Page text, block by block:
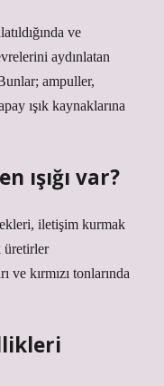
ve
aydınlatan
ampuller,
ışık kaynaklarına
ışığı var?
iletişim kurmak
üretirler
kırmızı tonlarında